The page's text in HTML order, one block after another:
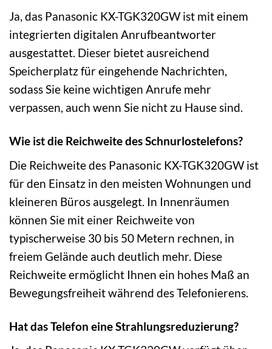
Ja, das Panasonic KX-TGK320GW ist mit einem
integrierten digitalen Anrufbeantworter
ausgestattet. Dieser bietet ausreichend
Speicherplatz für eingehende Nachrichten,
sodass Sie keine wichtigen Anrufe mehr
verpassen, auch wenn Sie nicht zu Hause sind.
Wie ist die Reichweite des Schnurlostelefons?
Die Reichweite des Panasonic KX-TGK320GW ist
für den Einsatz in den meisten Wohnungen und
kleineren Büros ausgelegt. In Innenräumen
können Sie mit einer Reichweite von
typischerweise 30 bis 50 Metern rechnen, in
freiem Gelände auch deutlich mehr. Diese
Reichweite ermöglicht Ihnen ein hohes Maß an
Bewegungsfreiheit während des Telefonierens.
Hat das Telefon eine Strahlungsreduzierung?